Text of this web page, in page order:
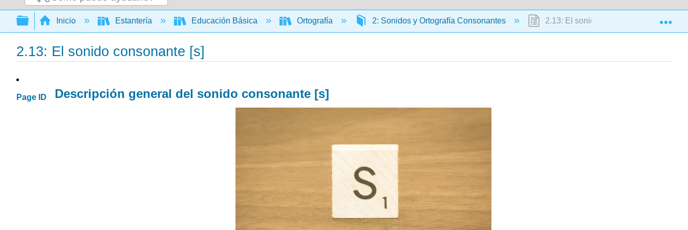
Buscar
Expandir/contraer jerarquía global
Inicio Estantería Educación Básica Ortografía 2: Sonidos y Ortografía Consonantes 2.13: El sonido consonante [s]
2.13: El sonido consonante [s]
Page ID Descripción general del sonido consonante [s]